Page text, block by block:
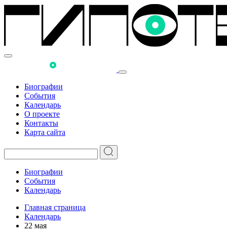
Биографии
События
Календарь
О проекте
Контакты
Карта сайта
Биографии
События
Календарь
Главная страница
Календарь
22 мая